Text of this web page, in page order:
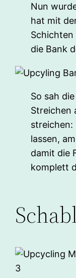
Nun
hat mit
die Bank
So sah
Streichen
streichen:
lassen,
damit die
komplett